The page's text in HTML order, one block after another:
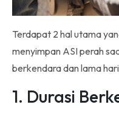
Terdapat 2 hal utama
menyimpan ASI perah
berkendara dan lama
1. Durasi